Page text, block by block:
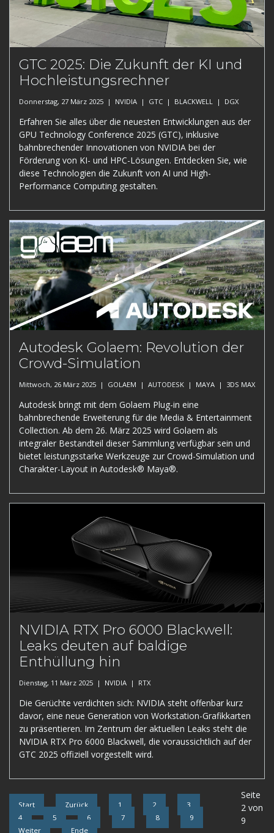
GTC 2025: Die Zukunft der KI und
Hochleistungsrechner
Donnerstag, 27 März 2025 | NVIDIA | GTC | BLACKWELL | DGX
Erfahren Sie alles über die neuesten Entwicklungen aus der
GPU Technology Conference 2025 (GTC), inklusive
bahnbrechender Innovationen von NVIDIA bei der
Förderung von KI- und HPC-Lösungen. Entdecken Sie, wie
diese Technologien die Zukunft von AI und High-
Performance Computing gestalten.
Autodesk Golaem: Revolution der
Crowd-Simulation
Mittwoch, 26 März 2025 | GOLAEM | AUTODESK | MAYA | 3DS MAX
Autodesk bringt mit dem Golaem Plug-in eine
bahnbrechende Erweiterung für die Media & Entertainment
Collection. Ab dem 26. März 2025 wird Golaem als
integraler Bestandteil dieser Sammlung verfügbar sein und
bietet leistungsstarke Werkzeuge zur Crowd-Simulation und
Charakter-Layout in Autodesk® Maya®.
NVIDIA RTX Pro 6000 Blackwell:
Leaks deuten auf baldige
Enthüllung hin
Dienstag, 11 März 2025 | NVIDIA | RTX
Die Gerüchte verdichten sich: NVIDIA steht offenbar kurz
davor, eine neue Generation von Workstation-Grafikkarten
zu präsentieren. Im Zentrum der aktuellen Leaks steht die
NVIDIA RTX Pro 6000 Blackwell, die voraussichtlich auf der
GTC 2025 offiziell vorgestellt wird.
Start Zurück 1 2
3
4
5 6 7 8
9
Weiter
Ende
Seite
2 von
9